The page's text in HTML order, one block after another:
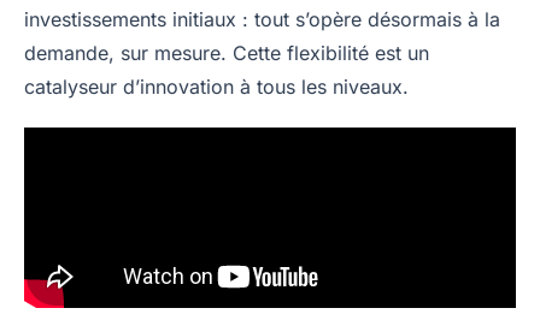
investissements initiaux : tout s’opère désormais à la
demande, sur mesure. Cette flexibilité est un
catalyseur d’innovation à tous les niveaux.